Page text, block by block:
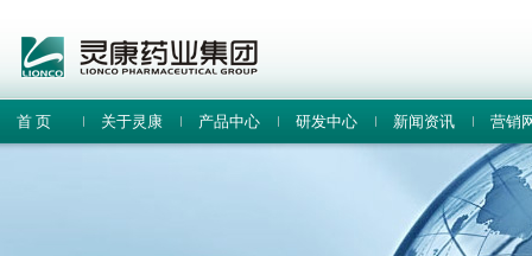
首 页 关于灵康 产品中心 研发中心 新闻资讯 营销